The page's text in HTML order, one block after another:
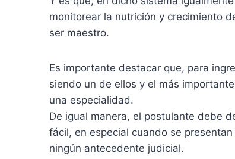
monitorear la nutrición y crecimiento
ser maestro.
Es importante destacar que, para
siendo un de ellos y el más
una especialidad.
De igual manera, el postulante debe
fácil, en especial cuando se
ningún antecedente judicial.